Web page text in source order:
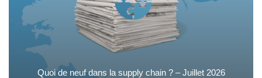
Quoi de neuf dans la supply chain ? – Juillet 2026